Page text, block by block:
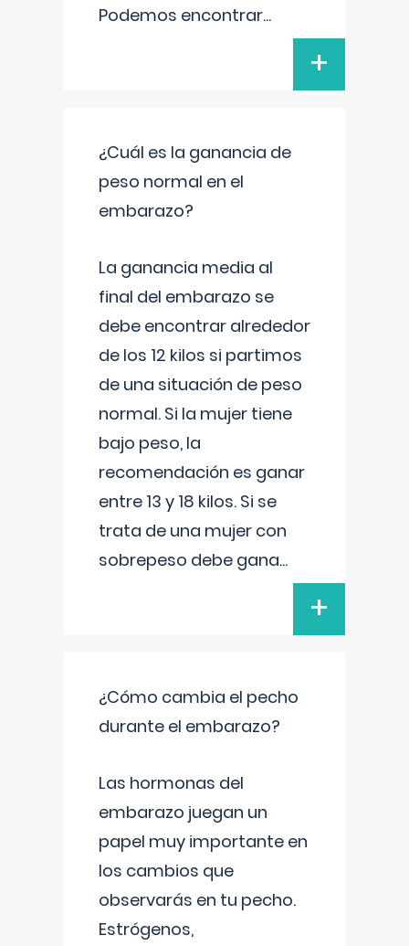
Podemos encontrar...
+
¿Cuál es la ganancia de
peso normal en el
embarazo?
La ganancia media al
final del embarazo se
debe encontrar alrededor
de los 12 kilos si partimos
de una situación de peso
normal. Si la mujer tiene
bajo peso, la
recomendación es ganar
entre 13 y 18 kilos. Si se
trata de una mujer con
sobrepeso debe gana...
+
¿Cómo cambia el pecho
durante el embarazo?
Las hormonas del
embarazo juegan un
papel muy importante en
los cambios que
observarás en tu pecho.
Estrógenos,